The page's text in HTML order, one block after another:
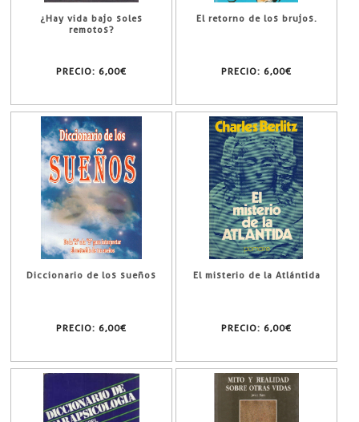
¿Hay vida bajo soles
remotos?
PRECIO: 6,00€
El retorno de los brujos.
PRECIO: 6,00€
Diccionario de los sueños
PRECIO: 6,00€
El misterio de la Atlántida
PRECIO: 6,00€